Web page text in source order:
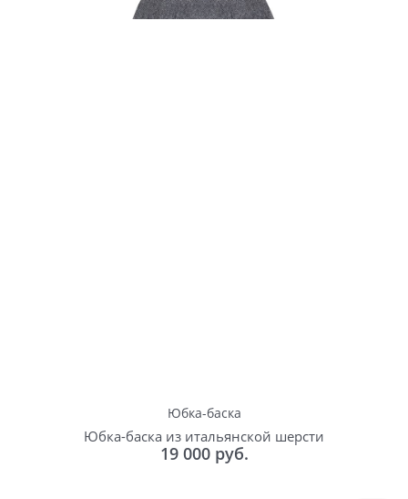
Юбка-баска
Юбка-баска из итальянской шерсти
19 000 руб.